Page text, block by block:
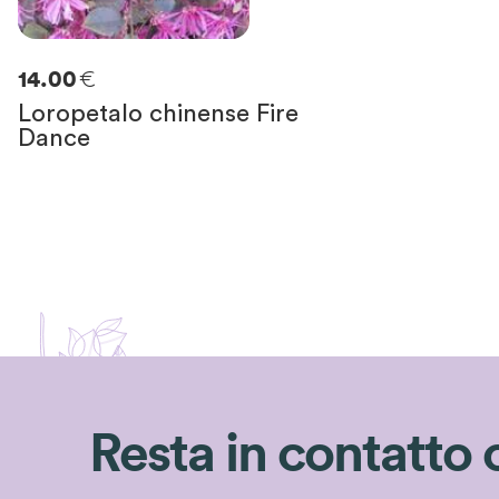
14.00€
Loropetalo chinense Fire
Dance
Resta in contatto